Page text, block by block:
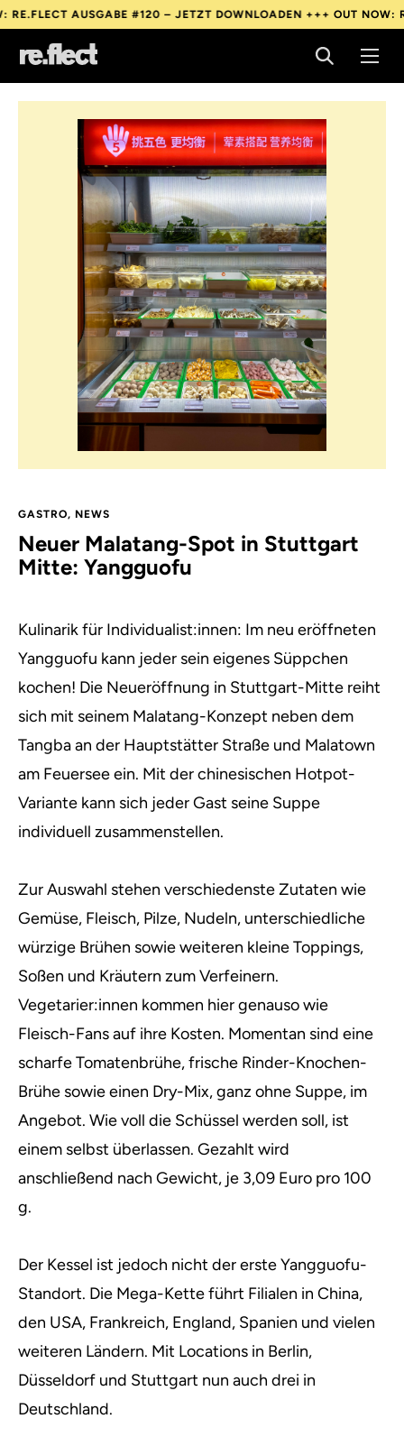
AUSGABE #120 – JETZT DOWNLOADEN +++OUT NOW:
AUSGABE #120 – JETZT DOWNLOADEN +++
GASTRO, NEWS
Neuer Malatang-Spot in Stuttgart
Mitte: Yangguofu
Kulinarik für Individualist:innen: Im neu eröffneten
Yangguofu kann jeder sein eigenes Süppchen
kochen! Die Neueröffnung in Stuttgart-Mitte reiht
sich mit seinem Malatang-Konzept neben dem
Tangba an der Hauptstätter Straße und Malatown
am Feuersee ein. Mit der chinesischen Hotpot-
Variante kann sich jeder Gast seine Suppe
individuell zusammenstellen.
Zur Auswahl stehen verschiedenste Zutaten wie
Gemüse, Fleisch, Pilze, Nudeln, unterschiedliche
würzige Brühen sowie weiteren kleine Toppings,
Soßen und Kräutern zum Verfeinern.
Vegetarier:innen kommen hier genauso wie
Fleisch-Fans auf ihre Kosten. Momentan sind eine
scharfe Tomatenbrühe, frische Rinder-Knochen-
Brühe sowie einen Dry-Mix, ganz ohne Suppe, im
Angebot. Wie voll die Schüssel werden soll, ist
einem selbst überlassen. Gezahlt wird
anschließend nach Gewicht, je 3,09 Euro pro 100
g.
Der Kessel ist jedoch nicht der erste Yangguofu-
Standort. Die Mega-Kette führt Filialen in China,
den USA, Frankreich, England, Spanien und vielen
weiteren Ländern. Mit Locations in Berlin,
Düsseldorf und Stuttgart nun auch drei in
Deutschland.